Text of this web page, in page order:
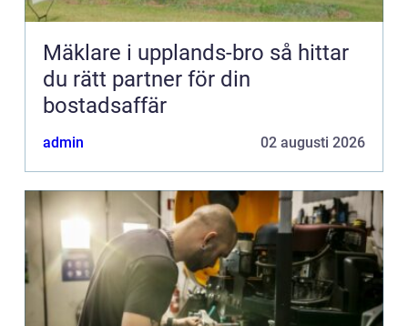
Mäklare i upplands-bro så hittar
du rätt partner för din
bostadsaffär
admin 02 augusti 2026